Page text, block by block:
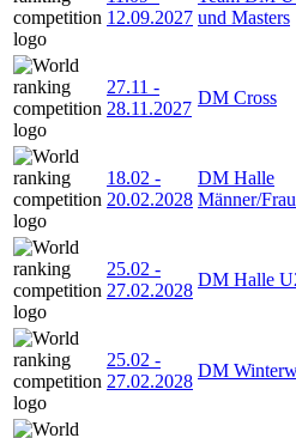
12.09.2027 und Masters
27.11 -
28.11.2027
DM Cross
18.02 -
20.02.2028
DM Halle
Männer/
25.02 -
27.02.2028
DM Halle
25.02 -
27.02.2028
DM